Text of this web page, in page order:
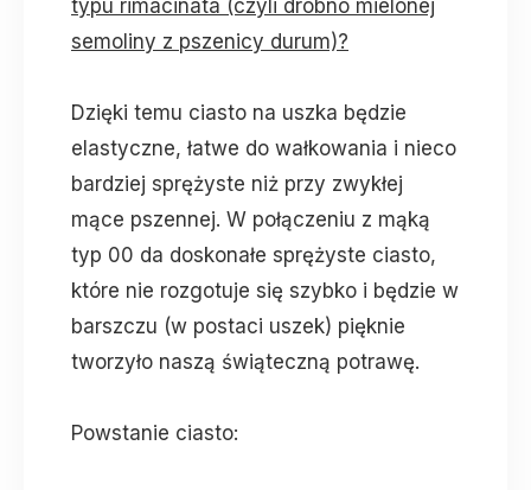
typu rimacinata (czyli drobno mielonej
semoliny z pszenicy durum)?
Dzięki temu ciasto na uszka będzie
elastyczne, łatwe do wałkowania i nieco
bardziej sprężyste niż przy zwykłej
mące pszennej. W połączeniu z mąką
typ 00 da doskonałe sprężyste ciasto,
które nie rozgotuje się szybko i będzie w
barszczu (w postaci uszek) pięknie
tworzyło naszą świąteczną potrawę.
Powstanie ciasto: